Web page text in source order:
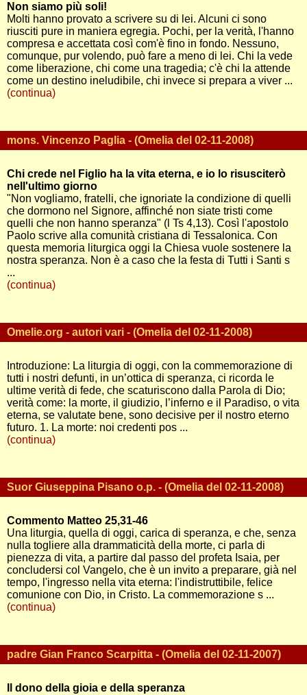
Non siamo più soli!
Molti hanno provato a scrivere su di lei. Alcuni ci sono
riusciti pure in maniera egregia. Pochi, per la verità, l'hanno
compresa e accettata così com'è fino in fondo. Nessuno,
comunque, pur volendo, può fare a meno di lei. Chi la vede
come liberazione, chi come una tragedia; c'è chi la attende
come un destino ineludibile, chi invece si prepara a viver ...
(continua)
mons. Vincenzo Paglia - (Omelia del 02-11-2008)
Chi crede nel Figlio ha la vita eterna, e io lo risusciterò
nell'ultimo giorno
"Non vogliamo, fratelli, che ignoriate la condizione di quelli
che dormono nel Signore, affinché non siate tristi come
quelli che non hanno speranza" (l Ts 4,13). Così l'apostolo
Paolo scrive alla comunità cristiana di Tessalonica. Con
questa memoria liturgica oggi la Chiesa vuole sostenere la
nostra speranza. Non è a caso che la festa di Tutti i Santi s
...
(continua)
Omelie.org - autori vari - (Omelia del 02-11-2008)
Introduzione: La liturgia di oggi, con la commemorazione di
tutti i nostri defunti, in un’ottica di speranza, ci ricorda le
ultime verità di fede, che scaturiscono dalla Parola di Dio;
verità come: la morte, il giudizio, l’inferno e il Paradiso, o vita
eterna, se valutate bene, sono decisive per il nostro eterno
futuro. 1. La morte: noi credenti pos ...
(continua)
Suor Giuseppina Pisano o.p. - (Omelia del 02-11-2008)
Commento Matteo 25,31-46
Una liturgia, quella di oggi, carica di speranza, e che, senza
nulla togliere alla drammaticità della morte, ci parla di
pienezza di vita, a partire dal passo del profeta Isaia, per
concludersi col Vangelo, che è un invito a preparare, già nel
tempo, l'ingresso nella vita eterna: l'indistruttibile, felice
comunione con Dio, in Cristo. La commemorazione s ...
(continua)
padre Gian Franco Scarpitta - (Omelia del 02-11-2007)
Il dono della gioia e della speranza